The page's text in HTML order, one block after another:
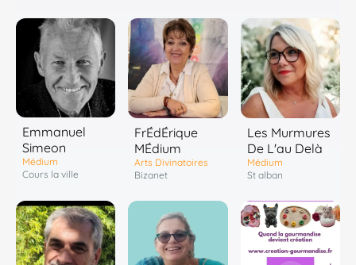
Emmanuel
Simeon
Médium
Cours la ville
FrÉdÉrique
MÉdium
Arts Divinatoires
Bizanet
Les Murmures
De L'au Delà
Médium
St alban